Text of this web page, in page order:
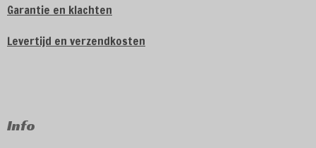
Garantie en klachten
Levertijd en verzendkosten
Info